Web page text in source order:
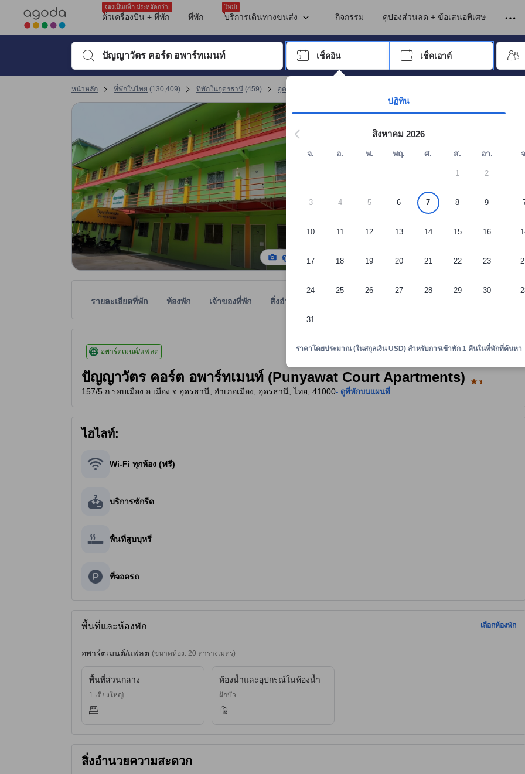
จองเป็นแพ็ก ประหยัดกว่า!
ตั๋วเครื่องบิน + ที่พัก ที่พัก
ใหม่!
บริการเดินทางขนส่ง กิจกรรม คูปองส่วนลด + ข้อเสนอพิเศษ
พิมพ์ชื่อที่พักหรือคำที่ต้องการค้นหา จากนั้นใช้ปุ่มลูกศรหรือปุ่ม Tab เพื่อเลื่อนหาคำที่ต้องการ แล้วกดปุ่ม Enter เพื่อเลือก
เช็คอิน เช็คเอาต์
กด Enter เพื่อเลือกวันที่ ใช้ปุ่มลูกศรเพื่อเลือกวันเช็คอินและเช็คเอาต์ เมื่
ปฏิทิน
สิงหาคม 2026
จ. อ. พ. พฤ. ศ. ส. อา.
1 2
3 4 5 6 7 8 9
10 11 12 13 14 15 16
17 18 19 20 21 22 23
24 25 26 27 28 29 30
31
ราคาโดยประมาณ (ในสกุลเงิน USD) สำหรับการเข้าพัก 1 คืนในที่พักที่ค้นหา
หน้าหลัก ที่พักในไทย (130,409) ที่พักในอุดรธานี (459) อุดรธานี คอนโด/อพาร์ตเมนต์
ดูรูปทั้งหมด
รายละเอียดที่พัก ห้องพัก เจ้าของที่พัก สิ่งอำนวยความสะดวก
อพาร์ตเมนต์/แฟลต
ปัญญาวัตร คอร์ต อพาร์ทเมนท์ (Punyawat Court Apartments)
157/5 ถ.รอบเมือง อ.เมือง จ.อุดรธานี, อำเภอเมือง, อุดรธานี, ไทย, 41000- ดูที่พักบนแผนที่
ไฮไลท์:
Wi-Fi ทุกห้อง (ฟรี)
บริการซักรีด
พื้นที่สูบบุหรี่
ที่จอดรถ
พื้นที่และห้องพัก เลือกห้องพัก
อพาร์ตเมนต์/แฟลต (ขนาดห้อง: 20 ตารางเมตร)
พื้นที่ส่วนกลาง
1 เตียงใหญ่
ห้องน้ำและอุปกรณ์ในห้องน้ำ
ฝักบัว
สิ่งอำนวยความสะดวก